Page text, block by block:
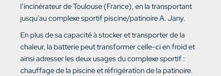
l’incinérateur de Toulouse (France), en la transportant
jusqu’au complexe sportif piscine/patinoire A. Jany.
En plus de sa capacité à stocker et transporter de la
chaleur, la batterie peut transformer celle-ci en froid et
ainsi adresser les deux usages du complexe sportif :
chauffage de la piscine et réfrigération de la patinoire.